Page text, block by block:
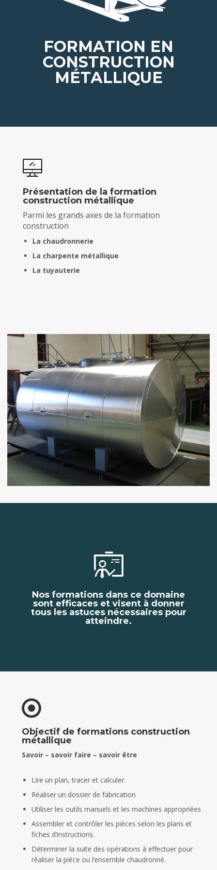
FORMATION EN
CONSTRUCTION
MÉTALLIQUE
Présentation de la formation
construction métallique
Parmi les grands axes de la formation
construction
La chaudronnerie
La charpente métallique
La tuyauterie
Nos formations dans ce domaine
sont efficaces et visent à donner
tous les astuces nécessaires pour
atteindre.
Objectif de formations construction
métallique
Savoir – savoir faire – savoir être
Lire un plan, tracer et calculer.
Réaliser un dossier de fabrication
Utiliser les outils manuels et les machines appropriées
Assembler et contrôler les pièces selon les plans et
fiches d’instructions.
Déterminer la suite des opérations à effectuer pour
réaliser la pièce ou l’ensemble chaudronné.